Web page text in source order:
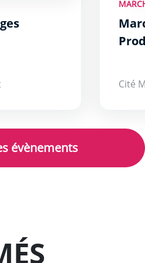
Cité
évènements